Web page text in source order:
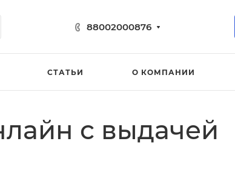
88002000876
СТАТЬИ О КОМПАНИИ
с выдачей